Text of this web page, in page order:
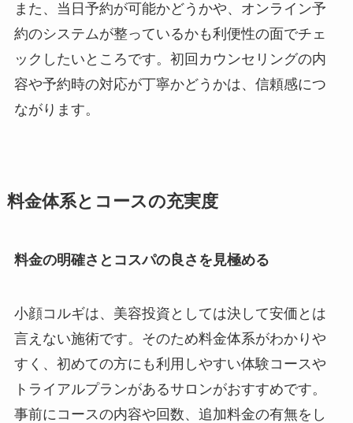
また、当日予約が可能かどうかや、オンライン予
約のシステムが整っているかも利便性の面でチェ
ックしたいところです。初回カウンセリングの内
容や予約時の対応が丁寧かどうかは、信頼感につ
ながります。
料金体系とコースの充実度
料金の明確さとコスパの良さを見極める
小顔コルギは、美容投資としては決して安価とは
言えない施術です。そのため料金体系がわかりや
すく、初めての方にも利用しやすい体験コースや
トライアルプランがあるサロンがおすすめです。
事前にコースの内容や回数、追加料金の有無をし